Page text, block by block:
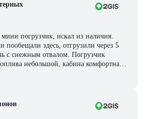
погрузчик, искал из наличия.
пообещали здесь, отгрузили через 5
с снежным отвалом. Погрузчик
небольшой, кабина комфортная,